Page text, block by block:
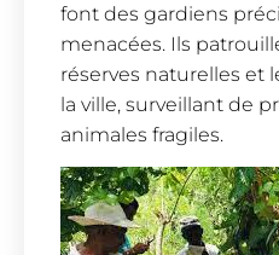
font des gardiens
menacées. Ils
réserves naturelles et
la ville, surveillant de
animales fragiles.